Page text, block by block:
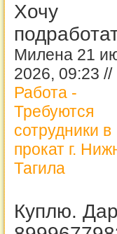
Хочу
Милена 21
2026, 09:23 //
Работа -
Требуются
сотрудники в
прокат г.
Тагила
Куплю.